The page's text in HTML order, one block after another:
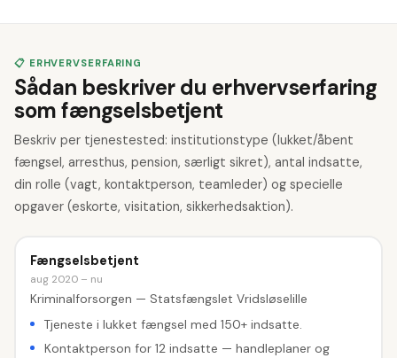
📋 ERHVERVSERFARING
Sådan beskriver du erhvervserfaring
som fængselsbetjent
Beskriv per tjenestested: institutionstype (lukket/åbent
fængsel, arresthus, pension, særligt sikret), antal indsatte,
din rolle (vagt, kontaktperson, teamleder) og specielle
opgaver (eskorte, visitation, sikkerhedsaktion).
Fængselsbetjent
aug 2020 – nu
Kriminalforsorgen — Statsfængslet Vridsløselille
Tjeneste i lukket fængsel med 150+ indsatte.
Kontaktperson for 12 indsatte — handleplaner og